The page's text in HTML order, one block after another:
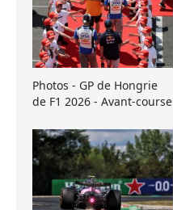
Photos - GP de Hongrie
de F1 2026 - Avant-course